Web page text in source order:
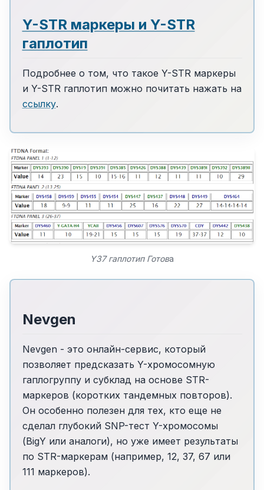
Y-STR маркеры и Y-STR
гаплотип
Подробнее о том, что такое Y-STR маркеры
и Y-STR гаплотип можно почитать нажать на
ссылку.
Y37 гаплотип Готова
Nevgen
Nevgen - это онлайн-сервис, который
позволяет предсказать Y-хромосомную
гаплогруппу и субклад на основе STR-
маркеров (коротких тандемных повторов).
Он особенно полезен для тех, кто еще не
сделал глубокий SNP-тест Y-хромосомы
(BigY или аналоги), но уже имеет результаты
по STR-маркерам (например, 12, 37, 67 или
111 маркеров).